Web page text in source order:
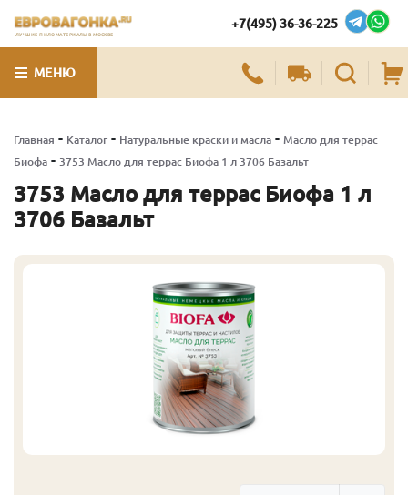
ЛУЧШИЕ ПИЛОМАТЕРИАЛЫ В МОСКВЕ
+7(495) 36-36-225
МЕНЮ
Главная - Каталог - Натуральные краски и масла - Масло для террас
Биофа - 3753 Масло для террас Биофа 1 л 3706 Базальт
3753 Масло для террас Биофа 1 л
3706 Базальт